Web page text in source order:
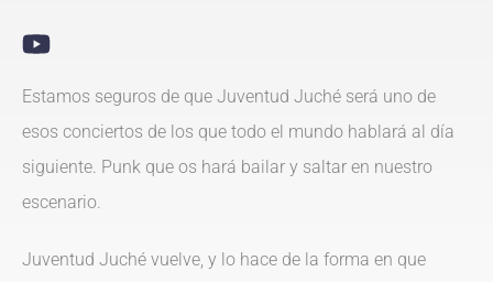
Estamos seguros de que Juventud Juché será uno de
esos conciertos de los que todo el mundo hablará al día
siguiente. Punk que os hará bailar y saltar en nuestro
escenario.
Juventud Juché vuelve, y lo hace de la forma en que